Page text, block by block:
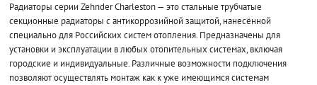
Радиаторы серии Zehnder Charleston — это стальные трубчатые
секционные радиаторы с антикоррозийной защитой, нанесённой
специально для Российских систем отопления. Предназначены для
установки и эксплуатации в любых отопительных системах, включая
городские и индивидуальные. Различные возможности подключения
позволяют осуществлять монтаж как к уже имеющимся системам